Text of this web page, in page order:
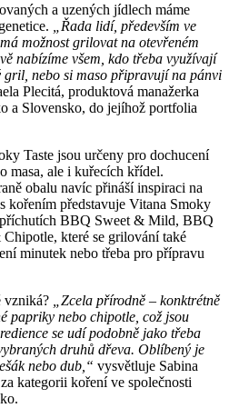
a uzených jídlech máme
„Řada lidí, především ve
možnost grilovat na otevřeném
nabízíme všem, kdo třeba využívají
gril, nebo si maso připravují na pánvi
Plecitá, produktová manažerka
a Slovensko, do jejíhož portfolia
Taste jsou určeny pro dochucení
masa, ale i kuřecích křídel.
obalu navíc přináší inspiraci na
kořením představuje Vitana Smoky
BBQ Sweet & Mild, BBQ
které se grilování také
minutek nebo třeba pro přípravu
vzniká?
„Zcela přírodně – konktrétně
papriky nebo chipotle, což jsou
se udí podobně jako třeba
druhů dřeva. Oblíbený je
nebo dub,“ vysvětluje Sabina
kategorii koření ve společnosti